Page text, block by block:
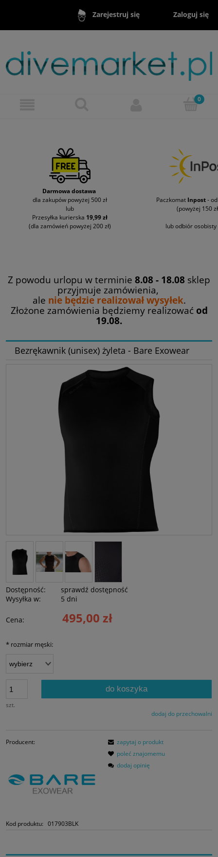
Zarejestruj się Zaloguj się
Darmowa dostawa
dla zakupów powyżej 500 zł
lub
Przesyłka kurierska 19,99 zł
(dla zamówień powyżej 200 zł)
Paczkomat Inpost-
(powyżej 150
lub odbiór
Z powodu urlopu w terminie 8.08 - 18.08 sklep
przyjmuje zamówienia,
ale nie będzie realizował wysyłek.
Złożone zamówienia będziemy realizować od
19.08.
Bezrękawnik (unisex) żyleta - Bare Exowear
Dostępność:
sprawdź dostępność
Wysyłka w:
5 dni
Cena: 495,00 zł
* rozmiar męski:
szt.
do koszyka
dodaj do przechowalni
Producent:
Kod produktu: 017903BLK
zapytaj o produkt
poleć znajomemu
dodaj opinię